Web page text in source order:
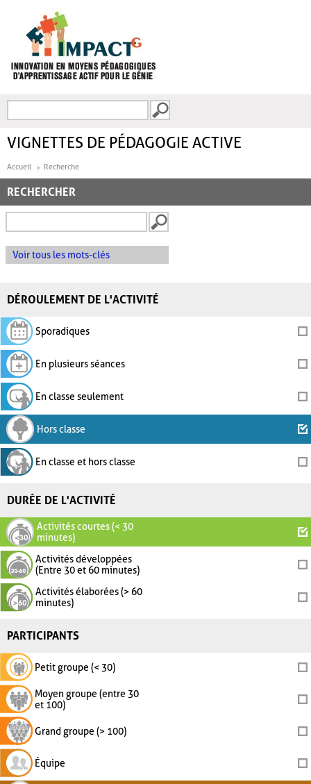
FORMULAIRE DE
VIGNETTES DE PÉDAGOGIE ACTIVE
Accueil Recherche
RECHERCHER
Voir tous les mots-clés
DÉROULEMENT DE L'ACTIVITÉ
Sporadiques
En plusieurs séances
En classe seulement
Hors classe
En classe et hors classe
DURÉE DE L'ACTIVITÉ
Activités courtes (< 30
minutes)
Activités développées
(Entre 30 et 60 minutes)
Activités élaborées (> 60
minutes)
PARTICIPANTS
Petit groupe (< 30)
Moyen groupe (entre 30
et 100)
Grand groupe (> 100)
Équipe